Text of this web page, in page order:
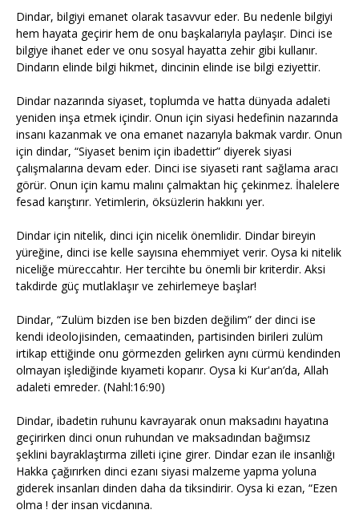
Dindar, bilgiyi emanet olarak tasavvur eder. Bu nedenle bilgiyi
hem hayata geçirir hem de onu başkalarıyla paylaşır. Dinci ise
bilgiye ihanet eder ve onu sosyal hayatta zehir gibi kullanır.
Dindarın elinde bilgi hikmet, dincinin elinde ise bilgi eziyettir.
Dindar nazarında siyaset, toplumda ve hatta dünyada adaleti
yeniden inşa etmek içindir. Onun için siyasi hedefinin nazarında
insanı kazanmak ve ona emanet nazarıyla bakmak vardır. Onun
için dindar, “Siyaset benim için ibadettir” diyerek siyasi
çalışmalarına devam eder. Dinci ise siyaseti rant sağlama aracı
görür. Onun için kamu malını çalmaktan hiç çekinmez. İhalelere
fesad karıştırır. Yetimlerin, öksüzlerin hakkını yer.
Dindar için nitelik, dinci için nicelik önemlidir. Dindar bireyin
yüreğine, dinci ise kelle sayısına ehemmiyet verir. Oysa ki nitelik
niceliğe müreccahtır. Her tercihte bu önemli bir kriterdir. Aksi
takdirde güç mutlaklaşır ve zehirlemeye başlar!
Dindar, “Zulüm bizden ise ben bizden değilim” der dinci ise
kendi ideolojisinden, cemaatinden, partisinden birileri zulüm
irtikap ettiğinde onu görmezden gelirken aynı cürmü kendinden
olmayan işlediğinde kıyameti koparır. Oysa ki Kur'an’da, Allah
adaleti emreder. (Nahl:16:90)
Dindar, ibadetin ruhunu kavrayarak onun maksadını hayatına
geçirirken dinci onun ruhundan ve maksadından bağımsız
şeklini bayraklaştırma zilleti içine girer. Dindar ezan ile insanlığı
Hakka çağırırken dinci ezanı siyasi malzeme yapma yoluna
giderek insanları dinden daha da tiksindirir. Oysa ki ezan, “Ezen
olma ! der insan vicdanına.